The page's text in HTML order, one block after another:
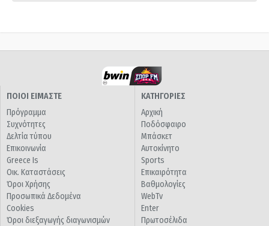
ΠΟΙΟΙ ΕΙΜΑΣΤΕ
Πρόγραμμα
Συχνότητες
Δελτία τύπου
Επικοινωνία
Greece Is
Οικ. Καταστάσεις
Όροι Χρήσης
Προσωπικά Δεδομένα
Cookies
Όροι διεξαγωγής διαγωνισμών
ΚΑΤΗΓΟΡΙΕΣ
Αρχική
Ποδόσφαιρο
Μπάσκετ
Αυτοκίνητο
Sports
Επικαιρότητα
Βαθμολογίες
WebTv
Enter
Πρωτοσέλιδα